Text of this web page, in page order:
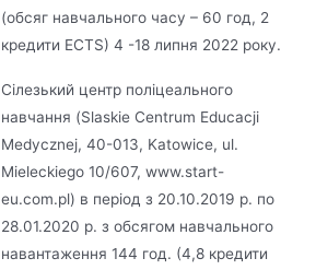
(обсяг навчального часу – 60 год, 2
кредити ECTS) 4 -18 липня 2022 року.
Сілезький центр поліцеального
навчання (Slaskie Centrum Educacji
Medycznej, 40-013, Katowice, ul.
Mieleckiego 10/607, www.start-
eu.com.pl) в період з 20.10.2019 р. по
28.01.2020 р. з обсягом навчального
навантаження 144 год. (4,8 кредити